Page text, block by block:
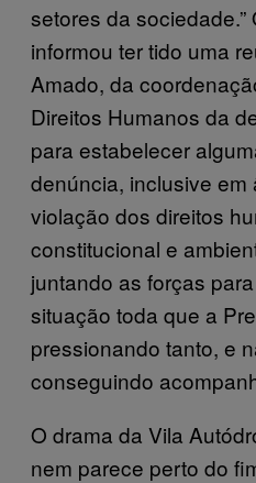
setores da
informou ter tido uma
Amado, da
Direitos Humanos da
para estabelecer
denúncia, inclusive em
violação dos direitos
constitucional e
juntando as forças
situação toda que a
pressionando tanto, e
conseguindo
O drama da Vila
nem parece perto do